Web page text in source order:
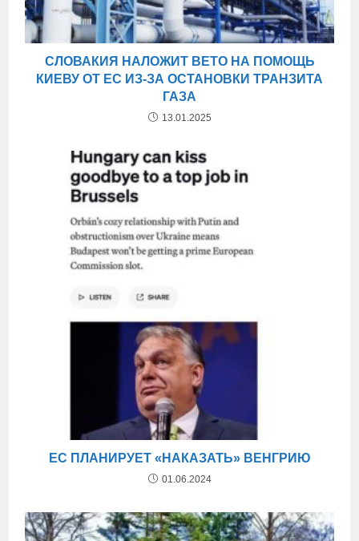
СЛОВАКИЯ НАЛОЖИТ ВЕТО НА ПОМОЩЬ
КИЕВУ ОТ ЕС ИЗ-ЗА ОСТАНОВКИ ТРАНЗИТА
ГАЗА
13.01.2025
ЕС ПЛАНИРУЕТ «НАКАЗАТЬ» ВЕНГРИЮ
01.06.2024